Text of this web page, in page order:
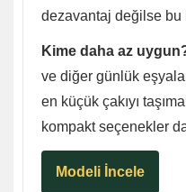
dezavantaj değilse bu
Kime daha az
ve diğer günlük
en küçük çakıyı
kompakt seçenekler
Modeli İncele